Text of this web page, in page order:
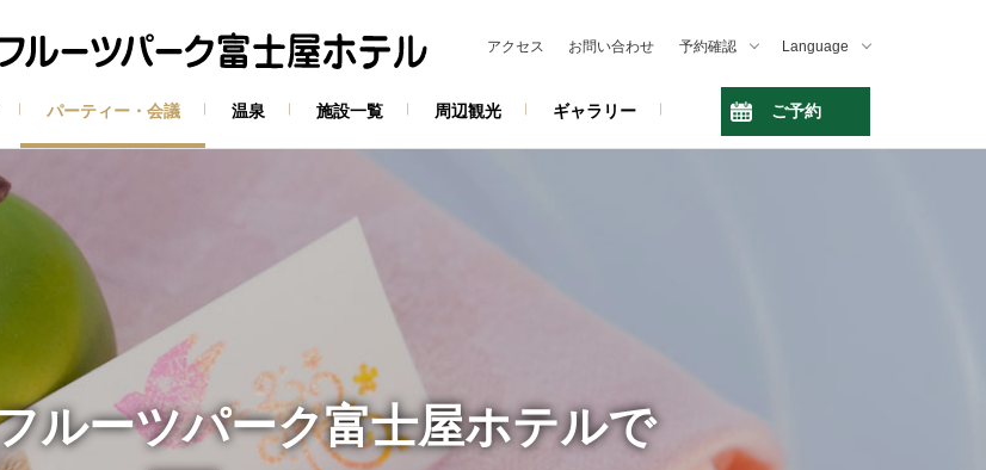
パーティー・会議 温泉 施設一覧 周辺観光 ギャラリー ご予約
アクセス お問い合わせ 予約確認 Language
ルーツパーク富士屋ホテルで